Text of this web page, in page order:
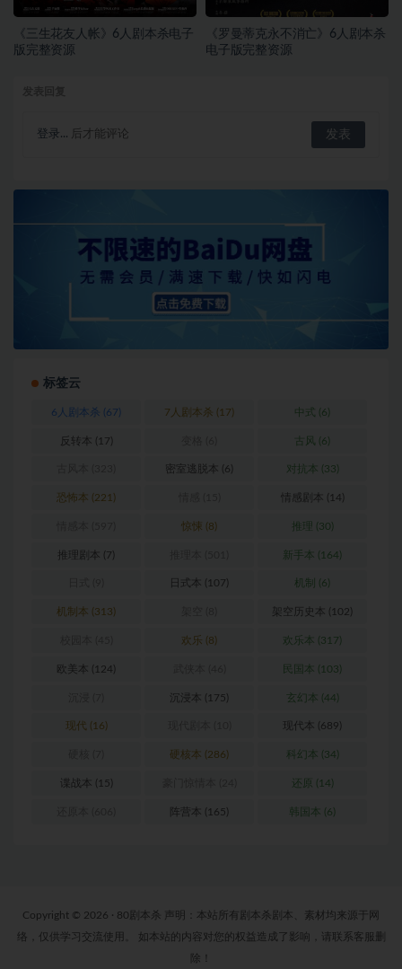
《三生花友人帐》6人剧本杀电子
版完整资源
《罗曼蒂克永不消亡》6人剧本杀
电子版完整资源
登录... 后才能评论
标签云
6人剧本杀 (67) 7人剧本杀 (17) 中式 (6)
反转本 (17) 古风 (6)
密室逃脱本 (6) 对抗本 (33)
恐怖本 (221) 情感剧本 (14)
惊悚 (8) 推理 (30)
推理剧本 (7) 新手本 (164)
日式本 (107) 机制 (6)
机制本 (313) 架空历史本 (102)
欢乐 (8) 欢乐本 (317)
欧美本 (124) 民国本 (103)
沉浸本 (175) 玄幻本 (44)
现代 (16) 现代本 (689)
硬核本 (286) 科幻本 (34)
谍战本 (15) 还原 (14)
阵营本 (165) 韩国本 (6)
Copyright © 2026 · 80剧本杀 声明：本站所有剧本杀剧本、素材均来源于网
络，仅供学习交流使用。 如本站的内容对您的权益造成了影响，请联系客服删
除！